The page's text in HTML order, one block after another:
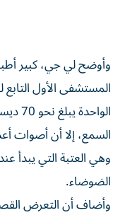
وأوضح لي جي، كبير
المستشفى الأول
وهي العتبة التي يبدأ
الضوضاء.
وأضاف أن التعرض